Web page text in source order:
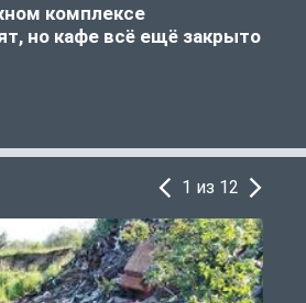
комплексе
но кафе всё ещё закрыто
1 из 12